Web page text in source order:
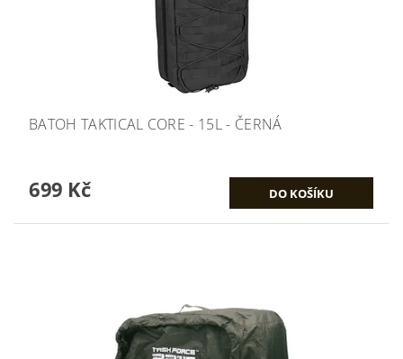
BATOH TAKTICAL CORE - 15L - ČERNÁ
699 Kč